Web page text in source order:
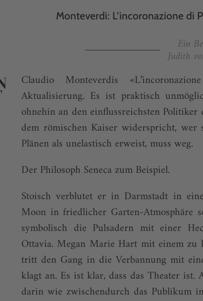
Monteverdi: L’incoronazione di
Ein
Judith
Claudio Monteverdis
Aktualisierung. Es ist praktisch
ohnehin an den einflussreichsten
dem römischen Kaiser widerspricht,
Plänen als unelastisch erweist, muss weg.
Der Philosoph Seneca zum Beispiel.
Stoisch verblutet er in Darmstadt in
Moon in friedlicher Garten-Atmosphäre
symbolisch die Pulsadern mit einer
Ottavia. Megan Marie Hart mit einem zu
tritt den Gang in die Verbannung mit
klagt an. Es ist klar, dass das Theater
darin wie zwischendurch das Publikum